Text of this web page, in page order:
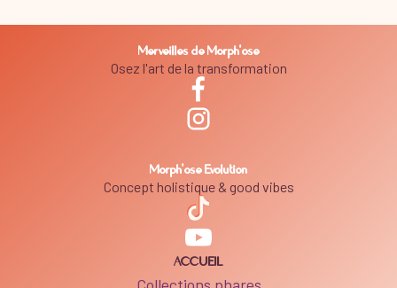
Merveilles de Morph'ose
Osez l'art de la transformation
Morph'ose Evolution
Concept holistique & good vibes
ACCUEIL
Collections phares